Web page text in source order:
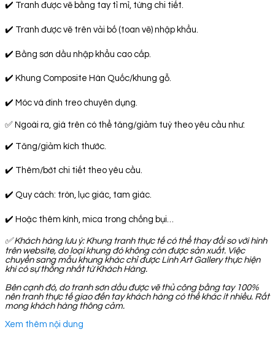
✔️ Tranh được vẽ bằng tay tỉ mỉ, từng chi tiết.
✔️ Tranh được vẽ trên vải bố (toan vẽ) nhập khẩu.
✔️ Bằng sơn dầu nhập khẩu cao cấp.
✔️ Khung Composite Hàn Quốc/khung gỗ.
✔️ Móc và đinh treo chuyên dụng.
✅ Ngoài ra, giá trên có thể tăng/giảm tuỳ theo yêu cầu như:
✔️ Tăng/giảm kích thước.
✔️ Thêm/bớt chi tiết theo yêu cầu.
✔️ Quy cách: tròn, lục giác, tam giác.
✔️ Hoặc thêm kính, mica trong chống bụi…
✅Khách hàng lưu ý: Khung tranh thực tế có thể thay đổi so với hình
trên website, do loại khung đó không còn được sản xuất. Việc
chuyển sang mẫu khung khác chỉ được Linh Art Gallery thực hiện
khi có sự thống nhất từ Khách Hàng.
Bên cạnh đó, do tranh sơn dầu được vẽ thủ công bằng tay 100%
nên tranh thực tế giao đến tay khách hàng có thể khác ít nhiều. Rất
mong khách hàng thông cảm.
Xem thêm nội dung